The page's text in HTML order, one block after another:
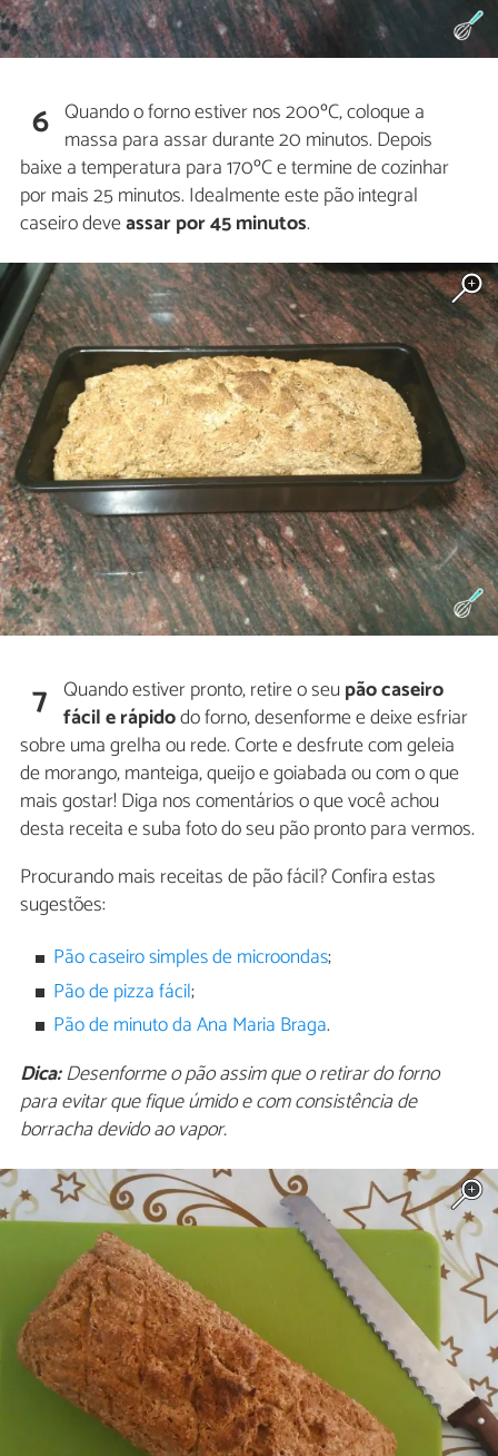
6 Quando o forno estiver nos 200ºC, coloque a
massa para assar durante 20 minutos. Depois
baixe a temperatura para 170ºC e termine de cozinhar
por mais 25 minutos. Idealmente este pão integral
caseiro deveassar por 45 minutos.
7 Quando estiver pronto, retire o seupão caseiro
fácil e rápidodo forno, desenforme e deixe esfriar
sobre uma grelha ou rede. Corte e desfrute com geleia
de morango, manteiga, queijo e goiabada ou com o que
mais gostar! Diga nos comentários o que você achou
desta receita e suba foto do seu pão pronto para vermos.
Procurando mais receitas de pão fácil? Confira estas
sugestões:
Pão caseiro simples de microondas;
Pão de pizza fácil;
Pão de minuto da Ana Maria Braga.
Dica:Desenforme o pão assim que o retirar do forno
para evitar que fique úmido e com consistência de
borracha devido ao vapor.